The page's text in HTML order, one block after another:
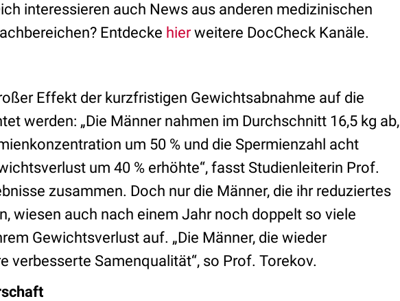
interessieren auch News aus anderen medizinischen
Entdecke hierweitere DocCheck Kanäle.
Effekt der kurzfristigen Gewichtsabnahme auf die
werden: „Die Männer nahmen im Durchschnitt 16,5 kg ab,
um 50 % und die Spermienzahl acht
um 40 % erhöhte“, fasst Studienleiterin Prof.
zusammen. Doch nur die Männer, die ihr reduziertes
wiesen auch nach einem Jahr noch doppelt so viele
Gewichtsverlust auf. „Die Männer, die wieder
verbesserte Samenqualität“, so Prof. Torekov.